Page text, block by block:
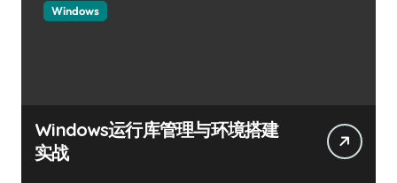
Windows
Windows运行库管理与环境搭建
实战